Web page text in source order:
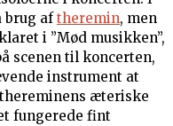
brug af theremin, men
i ”Mød musikken”,
scenen til koncerten,
instrument at
æteriske
fungerede fint